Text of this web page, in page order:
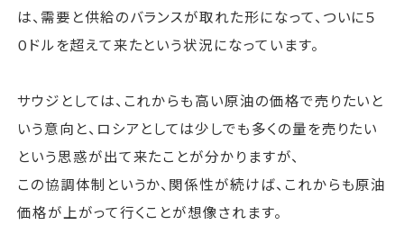
は、需要と供給のバランスが取れた形になって、ついに５
０ドルを超えて来たという状況になっています。
サウジとしては、これからも高い原油の価格で売りたいと
いう意向と、ロシアとしては少しでも多くの量を売りたい
という思惑が出て来たことが分かりますが、
この協調体制というか、関係性が続けば、これからも原油
価格が上がって行くことが想像されます。